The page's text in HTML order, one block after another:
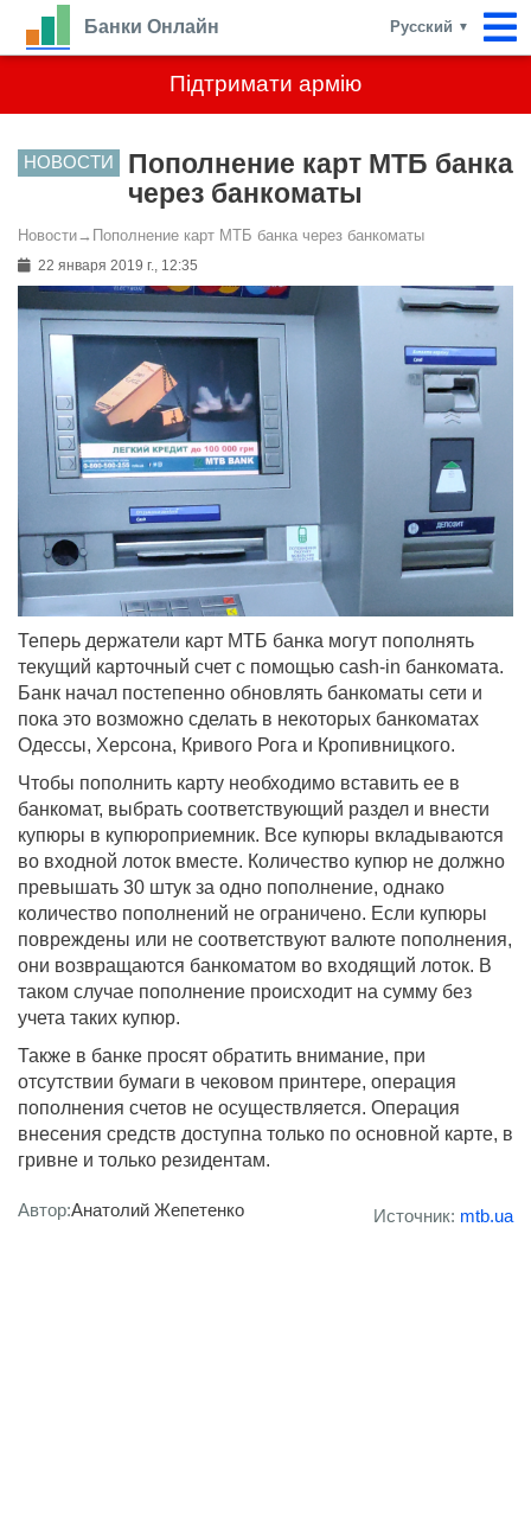
Підтримати армію
Банки Онлайн Русский ▼
НОВОСТИ
Пополнение карт МТБ банка
через банкоматы
Новости→ Пополнение карт МТБ банка через банкоматы
22 января 2019 г., 12:35
Теперь держатели карт МТБ банка могут пополнять
текущий карточный счет с помощью cash-in банкомата.
Банк начал постепенно обновлять банкоматы сети и
пока это возможно сделать в некоторых банкоматах
Одессы, Херсона, Кривого Рога и Кропивницкого.
Чтобы пополнить карту необходимо вставить ее в
банкомат, выбрать соответствующий раздел и внести
купюры в купюроприемник. Все купюры вкладываются
во входной лоток вместе. Количество купюр не должно
превышать 30 штук за одно пополнение, однако
количество пополнений не ограничено. Если купюры
повреждены или не соответствуют валюте пополнения,
они возвращаются банкоматом во входящий лоток. В
таком случае пополнение происходит на сумму без
учета таких купюр.
Также в банке просят обратить внимание, при
отсутствии бумаги в чековом принтере, операция
пополнения счетов не осуществляется. Операция
внесения средств доступна только по основной карте, в
гривне и только резидентам.
Автор:Анатолий Жепетенко Источник: mtb.ua